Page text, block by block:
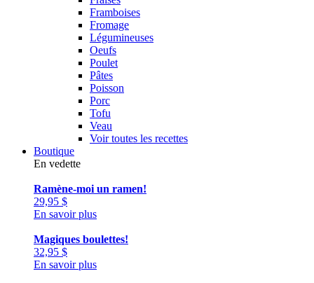
Framboises
Fromage
Légumineuses
Oeufs
Poulet
Pâtes
Poisson
Porc
Tofu
Veau
Voir toutes les recettes
Boutique
En vedette
Ramène-moi un ramen!
29,95 $
En savoir plus
Magiques boulettes!
32,95 $
En savoir plus